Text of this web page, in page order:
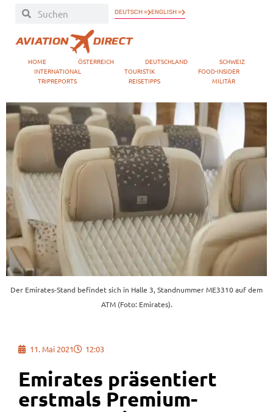
DEUTSCH » ENGLISH »
HOME ÖSTERREICH DEUTSCHLAND
SCHWEIZ
INTERNATIONAL
TOURISTIK
FOOD-INSIDER
TRIPREPORTS
REISETIPPS MILITÄR
Der Emirates-Stand befindet sich in Halle 3, Standnummer ME3310 auf dem
ATM (Foto: Emirates).
11. Mai 2021 12:03
Emirates präsentiert
erstmals Premium-